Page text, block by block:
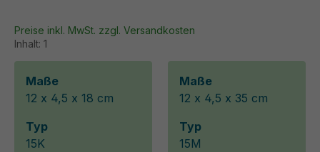
Inhalt: 1
Preise inkl. MwSt. zzgl. Versandkosten
Maße
12 x 4,5 x 18 cm
Typ
15K
Maße
12 x 4,5 x 35 cm
Typ
15M